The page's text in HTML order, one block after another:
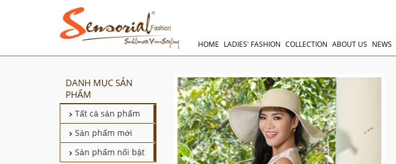
HOME LADIES' FASHION COLLECTION ABOUT US NEWS
DANH MỤC SẢN
PHẨM
Tất cả sản phẩm
Sản phẩm mới
Sản phẩm nổi bật